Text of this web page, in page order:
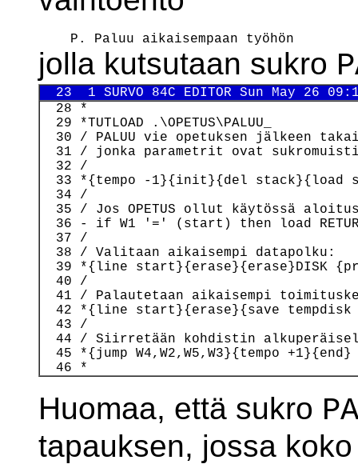
jolla kutsutaan sukro
23  1 SURVO 84C EDITOR Sun May 26
  28 *
  29 *TUTLOAD .\OPETUS\PALUU_
30 / PALUU vie opetuksen jälkeen
31 / jonka parametrit ovat
  32 /
33 *{tempo -1}{init}{del stack}{load
  34 /
35 / Jos OPETUS ollut käytössä
36 - if W1 '=' (start) then load
  37 /
  38 / Valitaan aikaisempi datapolku:
39 *{line start}{erase}{erase}DISK
  40 /
41 / Palautetaan aikaisempi
42 *{line start}{erase}{save
  43 /
44 / Siirretään kohdistin
  45 *{jump W4,W2,W5,W3}{tempo +1}{end}
Huomaa, että sukro
tapauksen, jossa